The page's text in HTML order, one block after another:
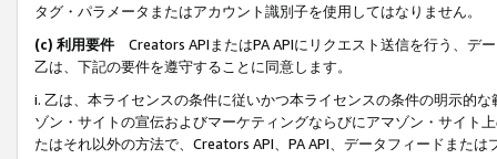
タグ・パラメータまたはアカウント識別子を使用してはなりません。
(c) 利用要件 Creators APIまたはPA APIにリクエスト送信を行う、デ
乙は、下記の要件を遵守することに同意します。
i. 乙は、本ライセンスの条件に従いかつ本ライセンスの条件の明示的
ゾン・サイトの宣伝およびマーケティングならびにアマゾン・サイト
たはそれ以外の方法で、Creators API、PA API、データフィードまた